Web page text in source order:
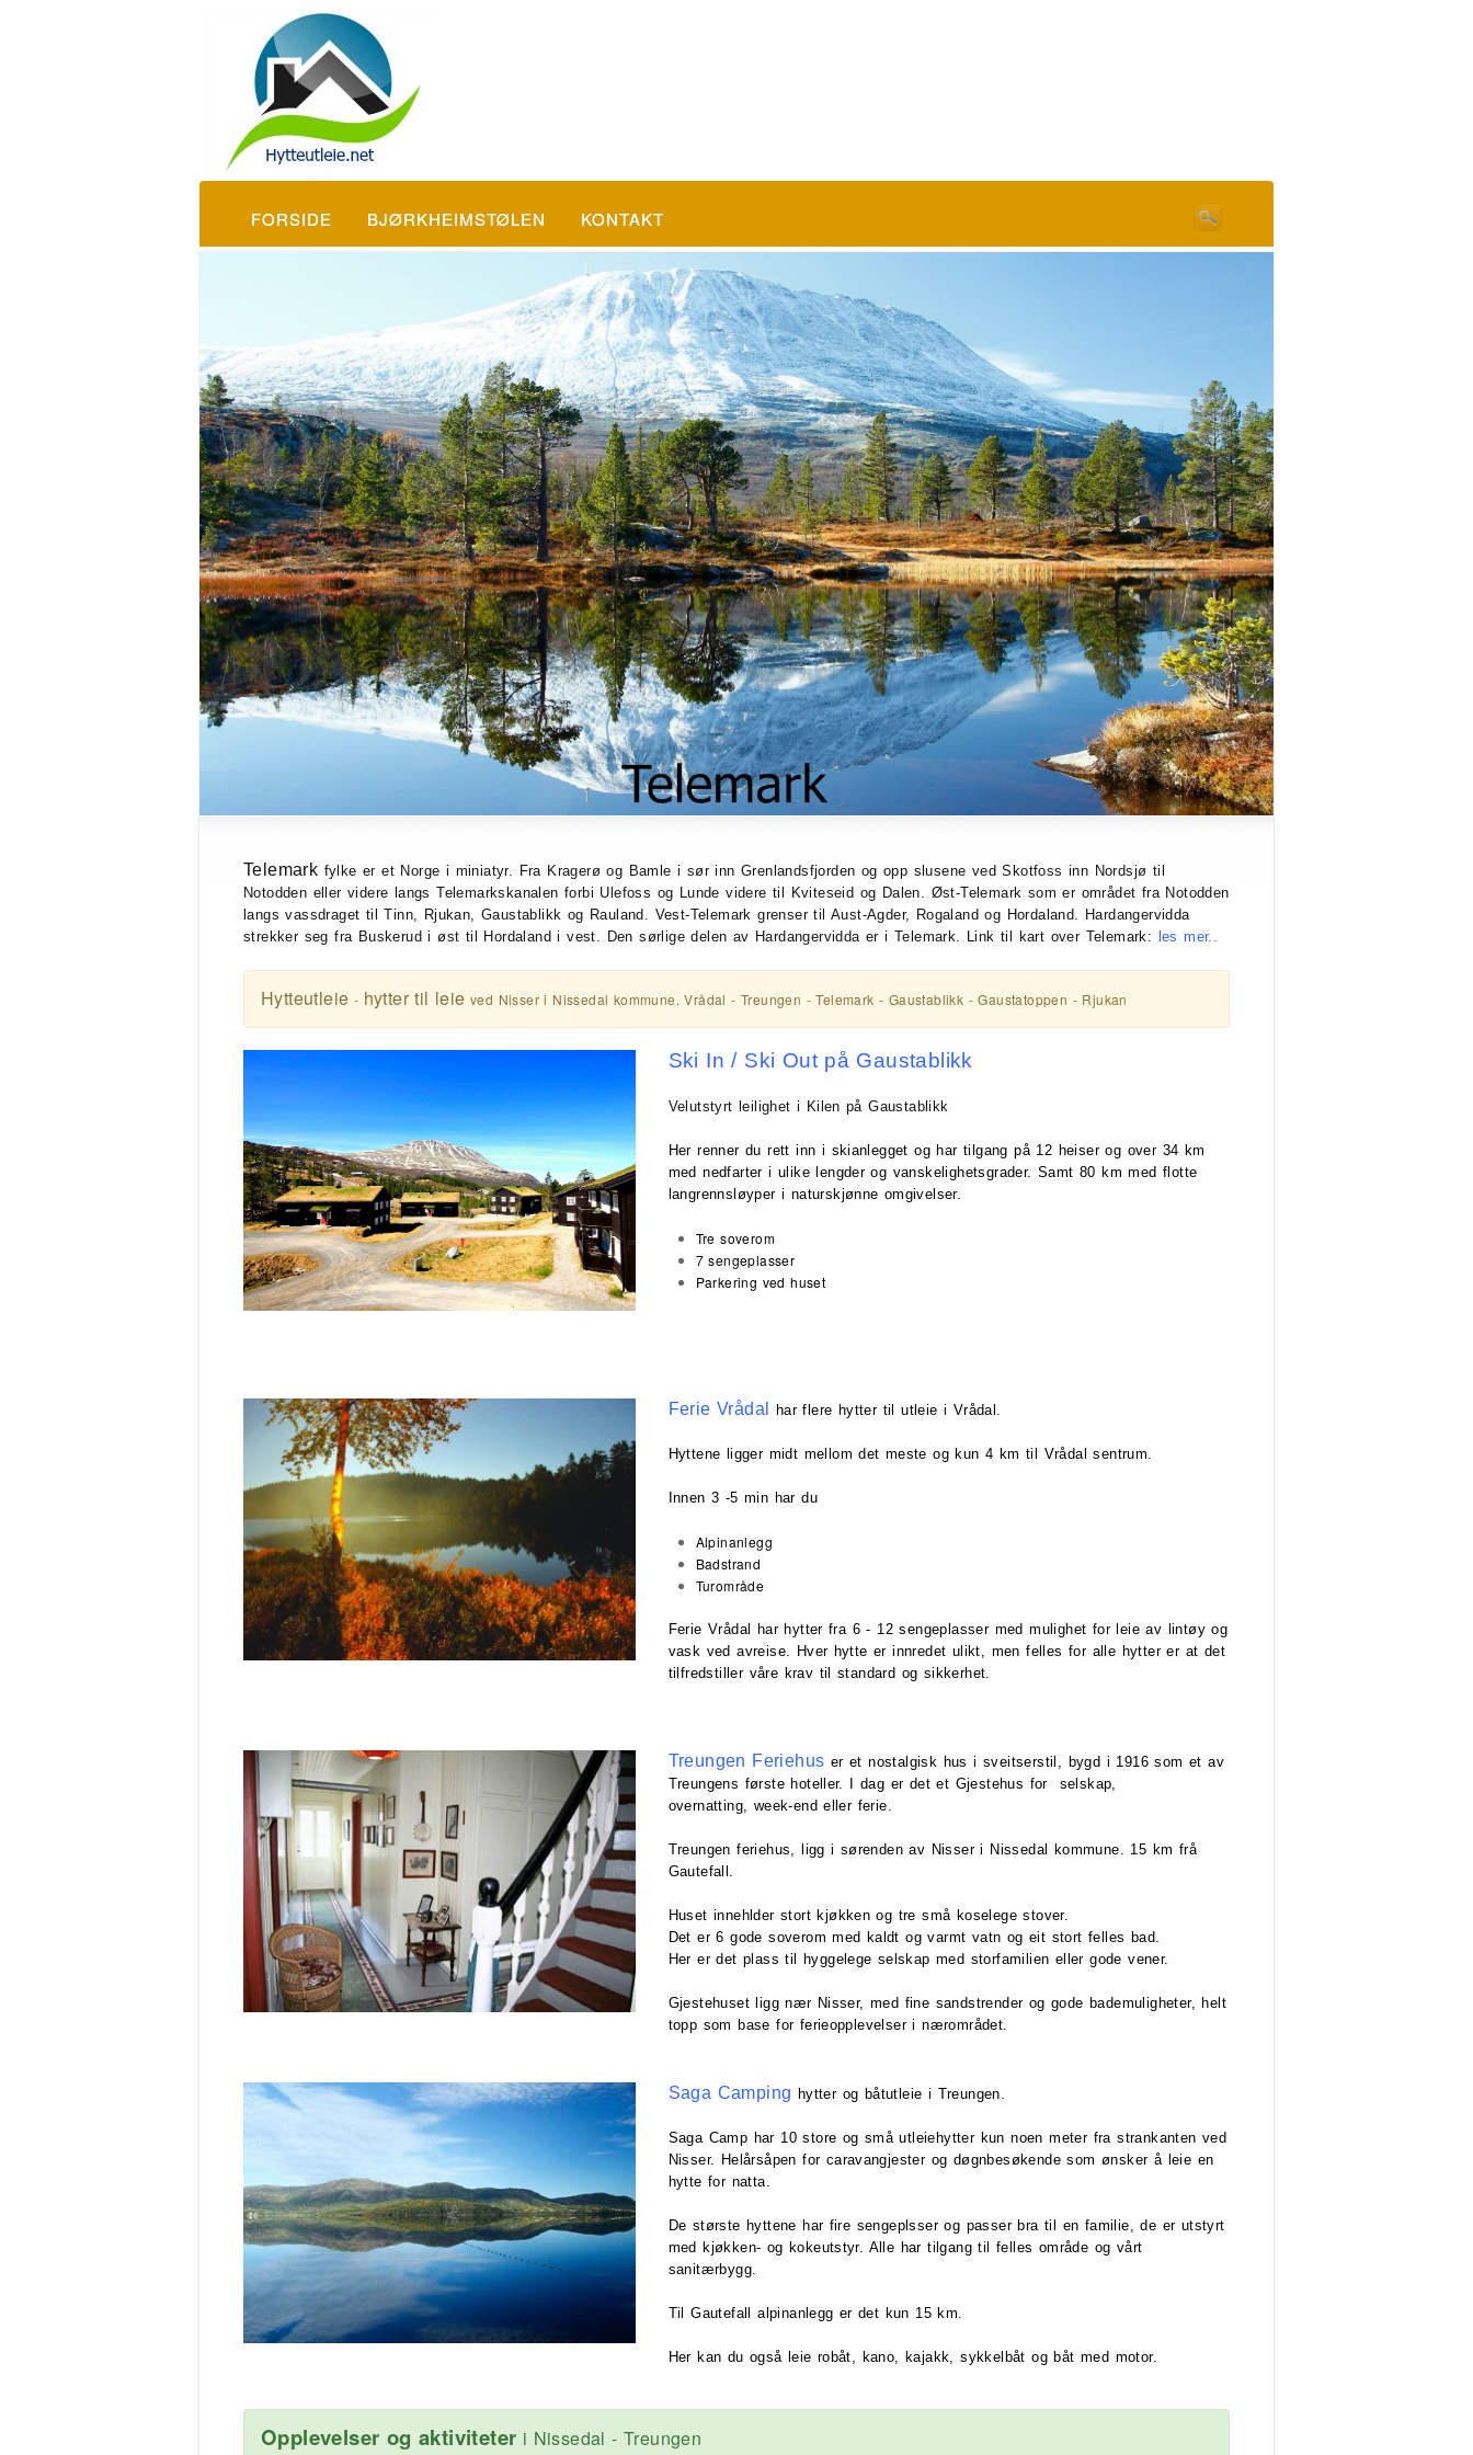
FORSIDE BJØRKHEIMSTØLEN KONTAKT
Telemark fylke er et Norge i miniatyr. Fra Kragerø og Bamle i sør inn Grenlandsfjorden og opp slusene ved Skotfoss inn Nordsjø til
Notodden eller videre langs Telemarkskanalen forbi Ulefoss og Lunde videre til Kviteseid og Dalen. Øst-Telemark som er området fra Notodden
langs vassdraget til Tinn, Rjukan, Gaustablikk og Rauland. Vest-Telemark grenser til Aust-Agder, Rogaland og Hordaland. Hardangervidda
strekker seg fra Buskerud i øst til Hordaland i vest. Den sørlige delen av Hardangervidda er i Telemark. Link til kart over Telemark:
les mer..
Hytteutleie - hytter til leie ved Nisser i Nissedal kommune. Vrådal - Treungen - Telemark - Gaustablikk - Gaustatoppen - Rjukan
Ski In / Ski Out på Gaustablikk
Velutstyrt leilighet i Kilen på Gaustablikk
Her renner du rett inn i skianlegget og har tilgang på 12 heiser og over 34 km
med nedfarter i ulike lengder og vanskelighetsgrader. Samt 80 km med flotte
langrennsløyper i naturskjønne omgivelser.
Tre soverom
7 sengeplasser
Parkering ved huset
Ferie Vrådal har flere hytter til utleie i Vrådal.
Hyttene ligger midt mellom det meste og kun 4 km til Vrådal sentrum.
Innen 3 -5 min har du
Alpinanlegg
Badstrand
Turområde
Ferie Vrådal har hytter fra 6 - 12 sengeplasser med mulighet for leie av lintøy og
vask ved avreise. Hver hytte er innredet ulikt, men felles for alle hytter er at det
tilfredstiller våre krav til standard og sikkerhet.
Treungen Feriehus er et nostalgisk hus i sveitserstil, bygd i 1916 som et av
Treungens første hoteller. I dag er det et Gjestehus for selskap,
overnatting, week-end eller ferie.
Treungen feriehus, ligg i sørenden av Nisser i Nissedal kommune. 15 km frå
Gautefall.
Huset innehlder stort kjøkken og tre små koselege stover.
Det er 6 gode soverom med kaldt og varmt vatn og eit stort felles bad.
Her er det plass til hyggelege selskap med storfamilien eller gode vener.
Gjestehuset ligg nær Nisser, med fine sandstrender og gode bademuligheter, helt
topp som base for ferieopplevelser i nærområdet.
Saga Camping hytter og båtutleie i Treungen.
Saga Camp har 10 store og små utleiehytter kun noen meter fra strankanten ved
Nisser. Helårsåpen for caravangjester og døgnbesøkende som ønsker å leie en
hytte for natta.
De største hyttene har fire sengeplsser og passer bra til en familie, de er utstyrt
med kjøkken- og kokeutstyr. Alle har tilgang til felles område og vårt
sanitærbygg.
Til Gautefall alpinanlegg er det kun 15 km.
Her kan du også leie robåt, kano, kajakk, sykkelbåt og båt med motor.
Opplevelser og aktiviteter i Nissedal - Treungen